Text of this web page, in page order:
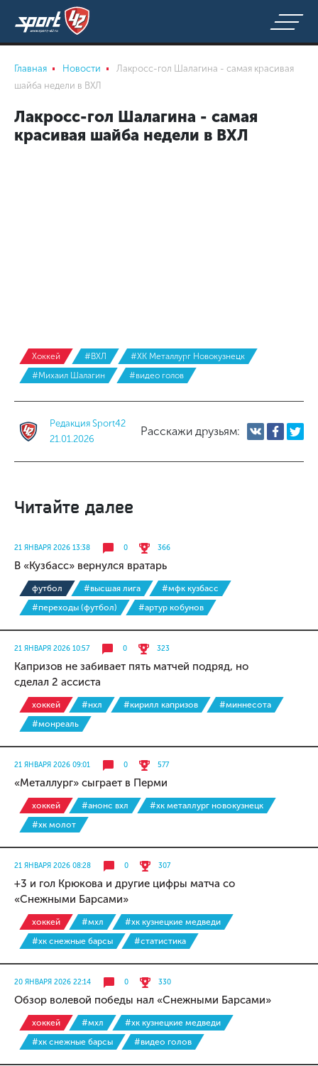
Главная Новости
Лакросс-гол Шалагина - самая красивая
шайба недели в ВХЛ
Лакросс-гол Шалагина - самая
красивая шайба недели в ВХЛ
Хоккей #ВХЛ
#ХК Металлург Новокузнецк
#Михаил Шалагин
#видео голов
Редакция Sport42
21.01.2026
Расскажи друзьям:
Читайте далее
21 ЯНВАРЯ 2026 13:38 0 366
В «Кузбасс» вернулся вратарь
футбол #высшая лига
#мфк кузбасс
#переходы (футбол)
#артур кобунов
21 ЯНВАРЯ 2026 10:57 0 323
Капризов не забивает пять матчей подряд, но
сделал 2 ассиста
хоккей #нхл #кирилл капризов
#миннесота
#монреаль
21 ЯНВАРЯ 2026 09:01 0 577
«Металлург» сыграет в Перми
хоккей #анонс вхл
#хк металлург новокузнецк
#хк молот
21 ЯНВАРЯ 2026 08:28 0 307
+3 и гол Крюкова и другие цифры матча со
«Снежными Барсами»
хоккей #мхл
#хк кузнецкие медведи
#хк снежные барсы
#статистика
20 ЯНВАРЯ 2026 22:14 0 330
Обзор волевой победы нал «Снежными Барсами»
хоккей #мхл
#хк кузнецкие медведи
#хк снежные барсы
#видео голов